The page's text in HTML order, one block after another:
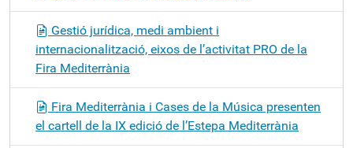
Gestió jurídica, medi ambient i
internacionalització, eixos de l’activitat PRO de la
Fira Mediterrània
Fira Mediterrània i Cases de la Música presenten
el cartell de la IX edició de l’Estepa Mediterrània